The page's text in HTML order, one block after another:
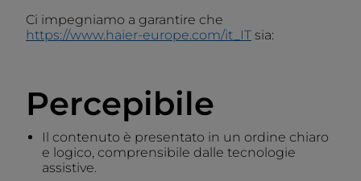
Ci impegniamo a garantire che
https://www.haier-europe.com/it_IT sia:
Percepibile
Il contenuto è presentato in un ordine chiaro
e logico, comprensibile dalle tecnologie
assistive.